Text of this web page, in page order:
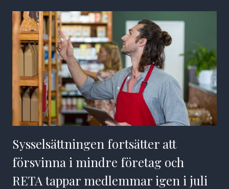
Sysselsättningen fortsätter att
försvinna i mindre företag och
RETA tappar medlemmar igen i juli